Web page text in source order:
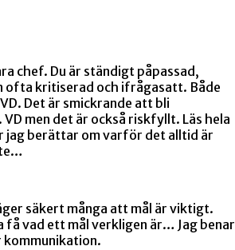
chef. Du är ständigt påpassad,
ofta kritiserad och ifrågasatt. Både
Det är smickrande att bli
men det är också riskfyllt. Läs hela
jag berättar om varför det alltid är
säkert många att mål är viktigt.
få vad ett mål verkligen är… Jag benar
kommunikation.